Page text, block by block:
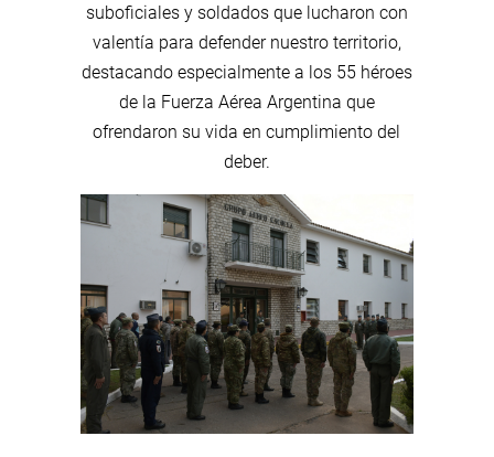
suboficiales y soldados que lucharon con
valentía para defender nuestro territorio,
destacando especialmente a los 55 héroes
de la Fuerza Aérea Argentina que
ofrendaron su vida en cumplimiento del
deber.